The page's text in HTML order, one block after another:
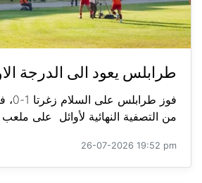
طرابلس يعود الى الدرجة
فوز
من التصفية النهائية لأوائل على ملعب
26-07-2026 19:52 pm